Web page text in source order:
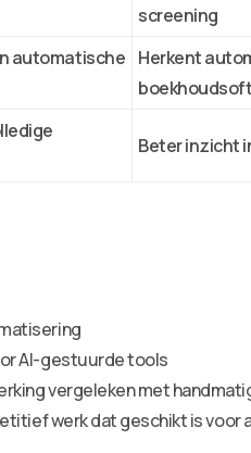
screening
automatische Herkent
Beter inzicht
AI-gestuurde tools
vergeleken met
werk dat geschikt is